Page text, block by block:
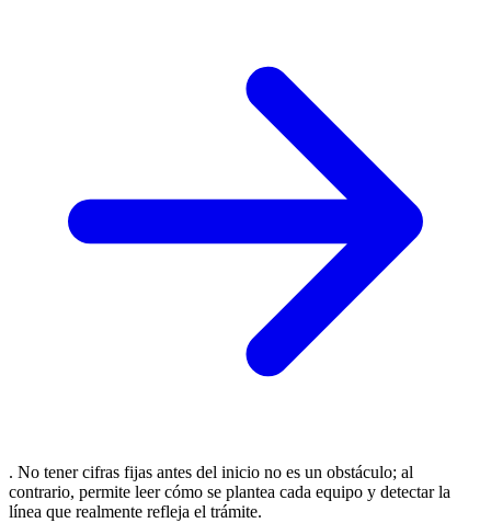
. No tener cifras fijas antes del inicio no es un obstáculo; al
contrario, permite leer cómo se plantea cada equipo y detectar la
línea que realmente refleja el trámite.